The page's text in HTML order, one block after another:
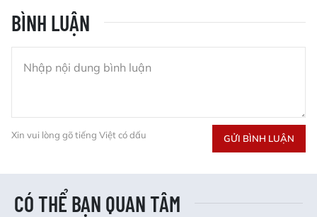
BÌNH LUẬN
Xin vui lòng gõ tiếng Việt có dấu GỬI BÌNH LUẬN
CÓ THỂ BẠN QUAN TÂM